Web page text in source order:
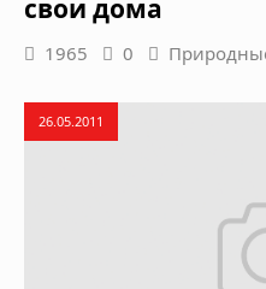
свои дома
1965 0
26.05.2011